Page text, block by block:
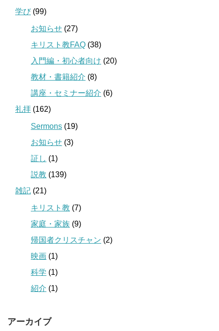
学び(99)
お知らせ (27)
キリスト教FAQ (38)
入門編・初心者向け (20)
教材・書籍紹介 (8)
講座・セミナー紹介 (6)
礼拝 (162)
Sermons (19)
お知らせ (3)
証し (1)
説教 (139)
雑記 (21)
キリスト教 (7)
家庭・家族 (9)
帰国者クリスチャン (2)
映画 (1)
科学 (1)
紹介 (1)
アーカイブ